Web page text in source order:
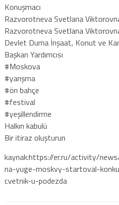
Konuşmacı
Razvorotneva Svetlana
Razvorotneva Svetlana
Devlet Duma İnşaat, Konut ve
Başkan Yardımcısı
#Moskova
#yarışma
#ön bahçe
#festival
#yeşillendirme
Halkın kabulü
Bir itiraz oluşturun
kaynak:https://er.ru/activity/
na-yuge-moskvy-startoval-
cvetnik-u-podezda